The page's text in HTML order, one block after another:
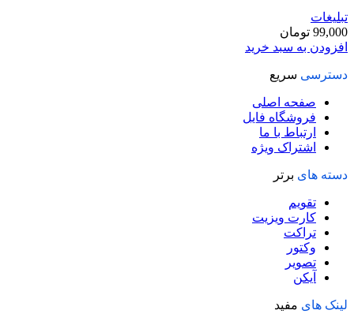
تبلیغات
99,000 تومان
افزودن به سبد خرید
دسترسی سریع
صفحه اصلی
فروشگاه فایل
ارتباط با ما
اشتراک ویژه
دسته های برتر
تقویم
کارت ویزیت
تراکت
وکتور
تصویر
آیکن
لینک های مفید